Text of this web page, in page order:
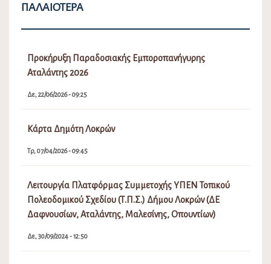
ΠΑΛΑΙΌΤΕΡΑ
Προκήρυξη Παραδοσιακής Εμποροπανήγυρης
Αταλάντης 2026
Δε, 22/06/2026 - 09:25
Κάρτα Δημότη Λοκρών
Τρ, 07/04/2026 - 09:45
Λειτουργία Πλατφόρμας Συμμετοχής ΥΠΕΝ Τοπικού
Πολεοδομικού Σχεδίου (Τ.Π.Σ.) Δήμου Λοκρών (ΔΕ
Δαφνουσίων, Αταλάντης, Μαλεσίνης, Οπουντίων)
Δε, 30/09/2024 - 12:50